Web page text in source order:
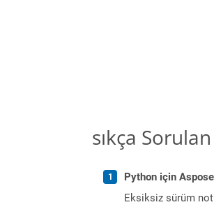
sıkça
Python için
Eksiksiz sürüm